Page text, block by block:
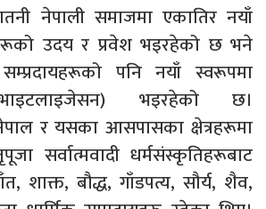
नेपाली समाजमा एकातिर नयाँ
उदय र प्रवेश भइरहेको छ भने
सम्प्रदायहरूको पनि नयाँ स्वरूपमा
भइरहेको छ।
र यसका आसपासका क्षेत्रहरूमा
सर्वात्मवादी धर्मसंस्कृतिहरूबाट
शाक्त, बौद्ध, गाँडपत्य, सौर्य, शैव,